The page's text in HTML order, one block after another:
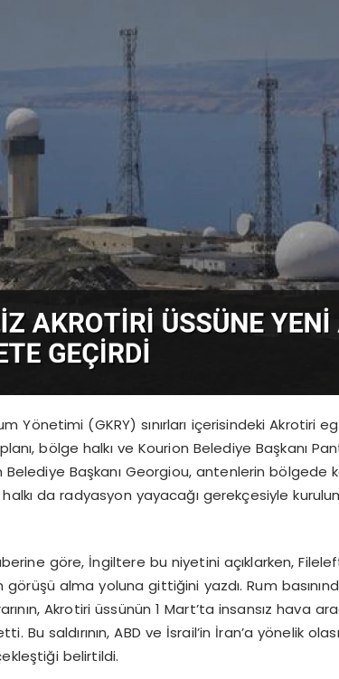
Yönetimi (GKRY) sınırları içerisindeki Akrotiri
bölge halkı ve Kourion Belediye Başkanı
Belediye Başkanı Georgiou, antenlerin bölgede
halkı da radyasyon yayacağı gerekçesiyle
göre, İngiltere bu niyetini açıklarken,
görüşü alma yoluna gittiğini yazdı. Rum
Akrotiri üssünün 1 Mart’ta insansız hava
Bu saldırının, ABD ve İsrail’in İran’a yönelik olası
belirtildi.